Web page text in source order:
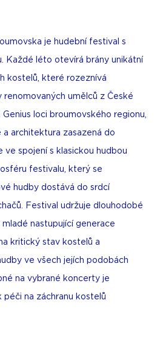
je hudební festival s
Každé léto otevírá brány unikátní
kostelů, které rozeznívá
umělců z České
loci broumovského regionu,
a architektura zasazená do
ve spojení s klasickou hudbou
festivalu, který se
hudby dostává do srdcí
Festival udržuje dlouhodobé
nastupující generace
kritický stav kostelů a
ve všech jejích podobách
na vybrané koncerty je
péči na záchranu kostelů